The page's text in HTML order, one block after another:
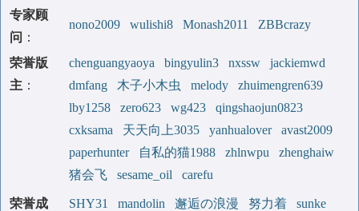
专家顾
问 ：
nono2009 wulishi8 Monash2011 ZBBcrazy
荣誉版
主 ：
chenguangyaoya bingyulin3 nxssw
jackiemwd
dmfang
木子小木虫 melody
zhuimengren639
lby1258
zero623 wg423
qingshaojun0823
cxksama
天天向上3035 yanhualover
avast2009
paperhunter
自私的猫1988 zhlnwpu
zhenghaiw
猪会飞
sesame_oil carefu
荣誉成
SHY31 mandolin 邂逅の浪漫 努力着
sunke